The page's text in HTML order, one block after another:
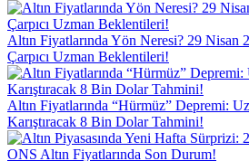
Altın Fiyatlarında Yön Neresi? 29 Nisan
Çarpıcı Uzman Beklentileri!
Altın Fiyatlarında “Hürmüz” Depremi:
Karıştıracak 8 Bin Dolar Tahmini!